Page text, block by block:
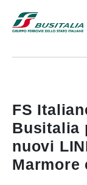
FS
Busitalia
nuovi
Marmore